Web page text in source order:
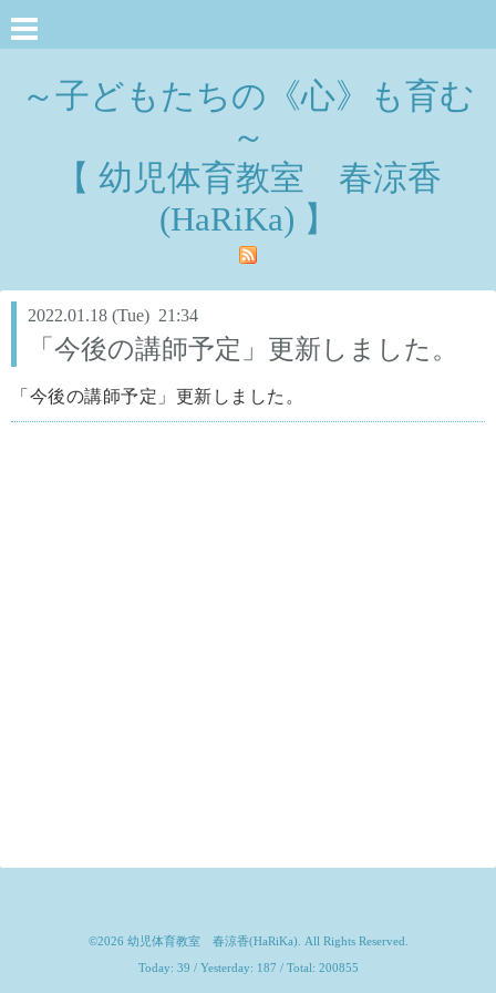
～子どもたちの《心》も育む
～
【 幼児体育教室 春涼香
(HaRiKa) 】
2022.01.18 (Tue) 21:34
「今後の講師予定」更新しました。
「今後の講師予定」更新しました。
©2026 幼児体育教室 春涼香(HaRiKa) . All Rights Reserved.
Today: 39 / Yesterday: 187 / Total: 200855